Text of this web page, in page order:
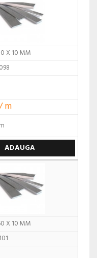
X 10 MM
m
m
ADAUGA
X 10 MM